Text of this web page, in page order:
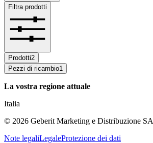
Filtra prodotti
Prodotti2
Pezzi di ricambio1
La vostra regione attuale
Italia
© 2026 Geberit Marketing e Distribuzione SA
Note legaliLegaleProtezione dei dati